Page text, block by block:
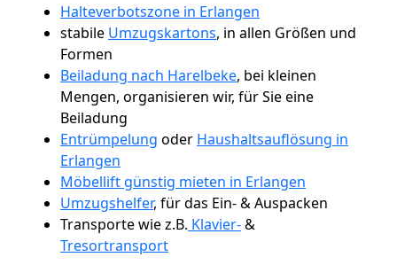
Halteverbotszone in Erlangen
stabile Umzugskartons, in allen Größen und
Formen
Beiladung nach Harelbeke, bei kleinen
Mengen, organisieren wir, für Sie eine
Beiladung
Entrümpelung oder Haushaltsauflösung in
Erlangen
Möbellift günstig mieten in Erlangen
Umzugshelfer, für das Ein- & Auspacken
Transporte wie z.B. Klavier-&
Tresortransport